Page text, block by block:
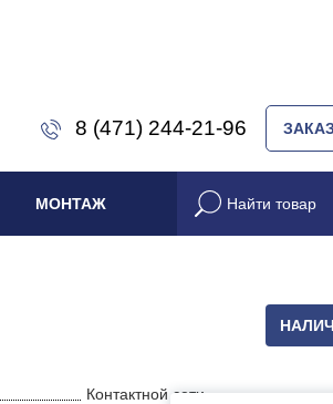
8 (471) 244-21-96
МОНТАЖ
Контактной сети